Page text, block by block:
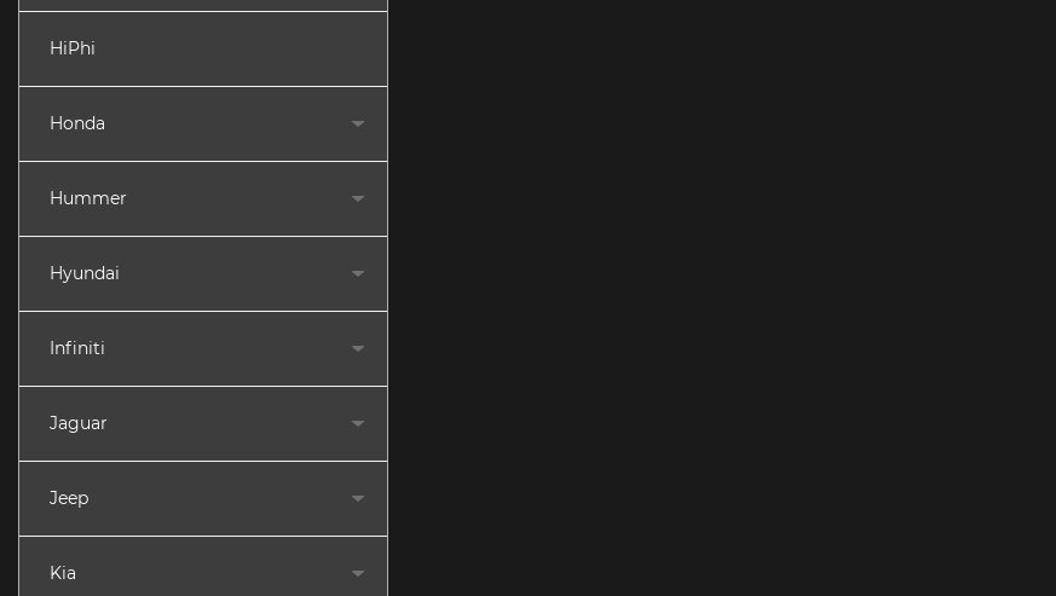
HiPhi
Honda
Hummer
Hyundai
Infiniti
Jaguar
Jeep
Kia